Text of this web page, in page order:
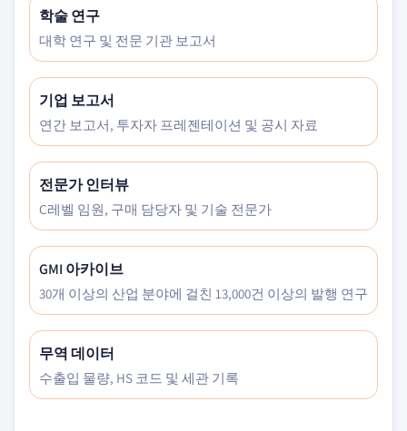
학술 연구
대학 연구 및 전문 기관 보고서
기업 보고서
연간 보고서, 투자자 프레젠테이션 및 공시 자료
전문가 인터뷰
C레벨 임원, 구매 담당자 및 기술 전문가
GMI 아카이브
30개 이상의 산업 분야에 걸친 13,000건 이상의 발행 연구
무역 데이터
수출입 물량, HS 코드 및 세관 기록